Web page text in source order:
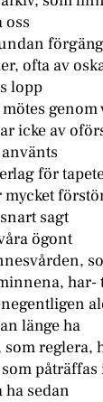
oss
ofta av
lopp
genom
icke av
för
sagt
ögont
har-
länge ha
reglera,
påträffas
sedan